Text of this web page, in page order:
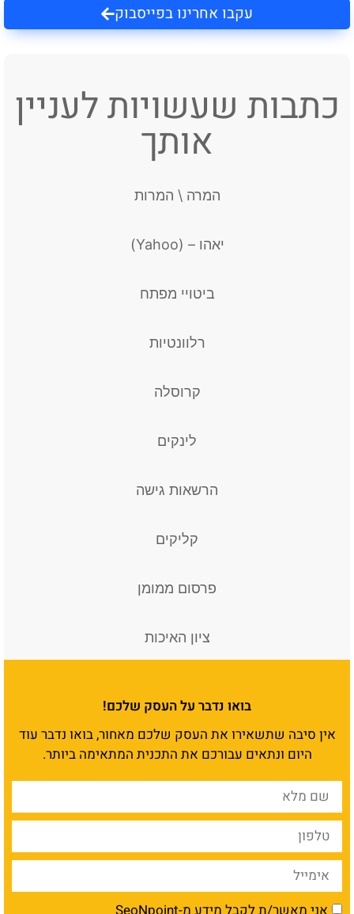
עקבו אחרינו בפייסבוק
כתבות שעשויות לעניין
אותך
המרה \ המרות
יאהו – (Yahoo)
ביטויי מפתח
רלוונטיות
קרוסלה
לינקים
הרשאות גישה
קליקים
פרסום ממומן
ציון האיכות
בואו נדבר על העסק שלכם!
אין סיבה שתשאירו את העסק שלכם מאחור, בואו נדבר עוד
היום ונתאים עבורכם את התכנית המתאימה ביותר.